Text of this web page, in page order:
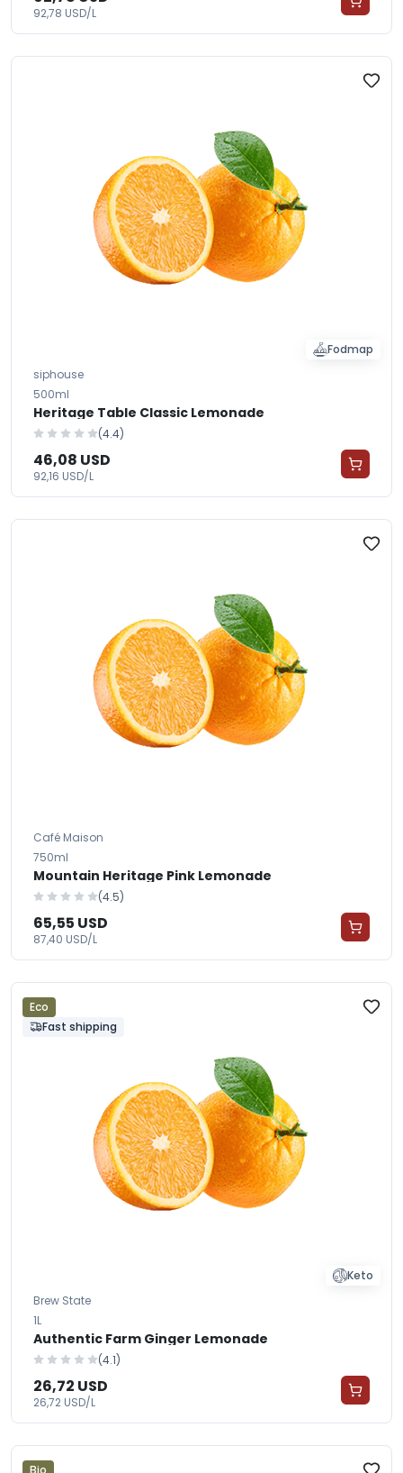
92,78 USD/L
Fodmap
siphouse
500ml
Heritage Table Classic Lemonade
(4.4)
46,08 USD
92,16 USD/L
Café Maison
750ml
Mountain Heritage Pink Lemonade
(4.5)
65,55 USD
87,40 USD/L
Eco
Fast shipping
Keto
Brew State
1L
Authentic Farm Ginger Lemonade
(4.1)
26,72 USD
26,72 USD/L
Bio